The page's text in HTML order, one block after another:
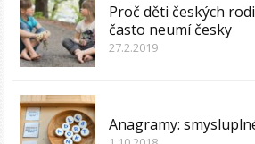
Proč děti českých
často neumí česky
27.2.2019
Anagramy: